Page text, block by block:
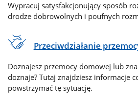
Wypracuj satysfakcjonujący sposób
drodze dobrowolnych i poufnych
Przeciwdziałanie
Doznajesz przemocy domowej lub
doznaje? Tutaj znajdziesz informacje
powstrzymać tę sytuację.